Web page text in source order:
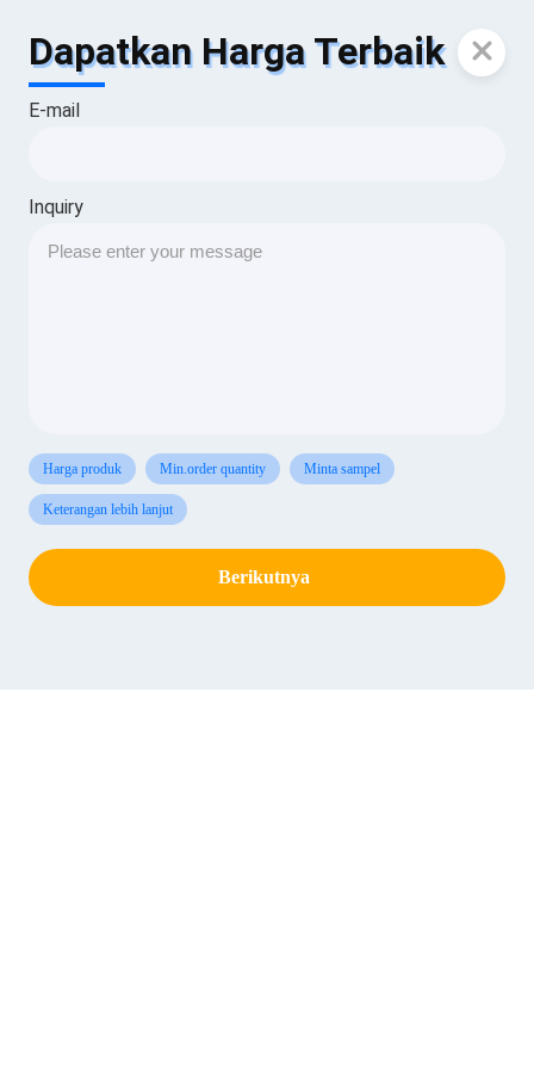
Dapatkan Harga Terbaik
E-mail
Inquiry
Harga produk Min.order quantity Minta sampel
Keterangan lebih lanjut
Berikutnya